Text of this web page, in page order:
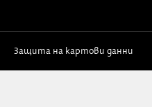
Защита на картови данни